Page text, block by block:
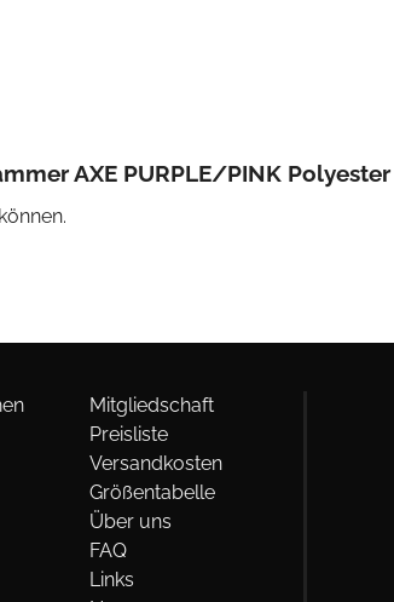
AXE PURPLE/PINK
Mitgliedschaft
Preisliste
Versandkosten
Größentabelle
Über uns
FAQ
Links